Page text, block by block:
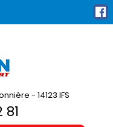
- 14123 IFS
81